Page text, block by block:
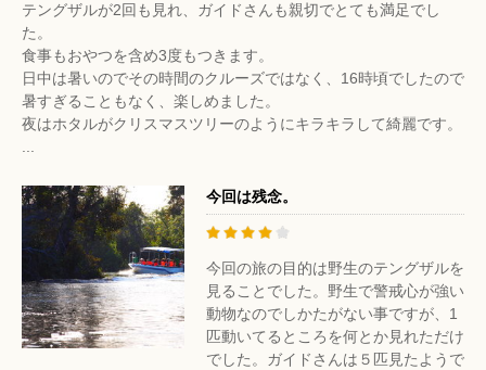
テングザルが2回も見れ、ガイドさんも親切でとても満足でし
た。
食事もおやつを含め3度もつきます。
日中は暑いのでその時間のクルーズではなく、16時頃でしたので
暑すぎることもなく、楽しめました。
夜はホタルがクリスマスツリーのようにキラキラして綺麗です。
...
今回は残念。
今回の旅の目的は野生のテングザルを
見ることでした。野生で警戒心が強い
動物なのでしかたがない事ですが、1
匹動いてるところを何とか見れただけ
でした。ガイドさんは５匹見たようで